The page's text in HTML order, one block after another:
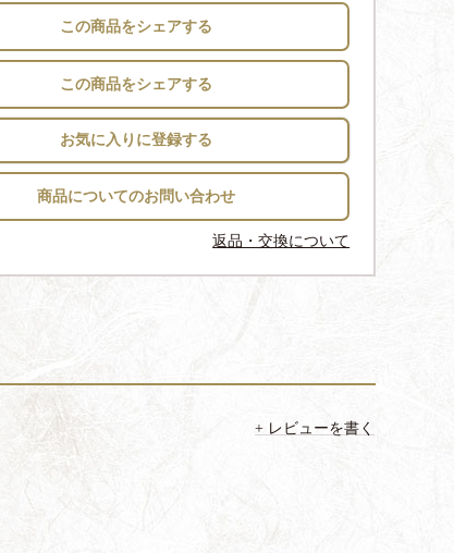
この商品をシェアする
この商品をシェアする
お気に入りに登録する
返品・交換について
レビューを書く